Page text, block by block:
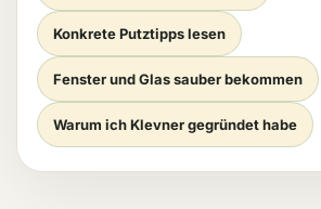
Konkrete Putztipps lesen
Fenster und Glas sauber bekommen
Warum ich Klevner gegründet habe